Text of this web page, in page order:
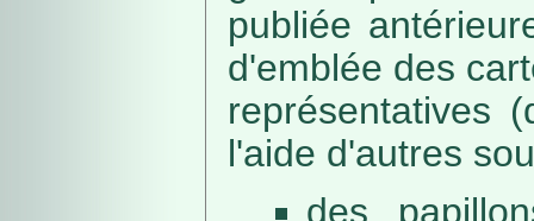
publiée
d'emblée des
représentatives
l'aide d'autres
des